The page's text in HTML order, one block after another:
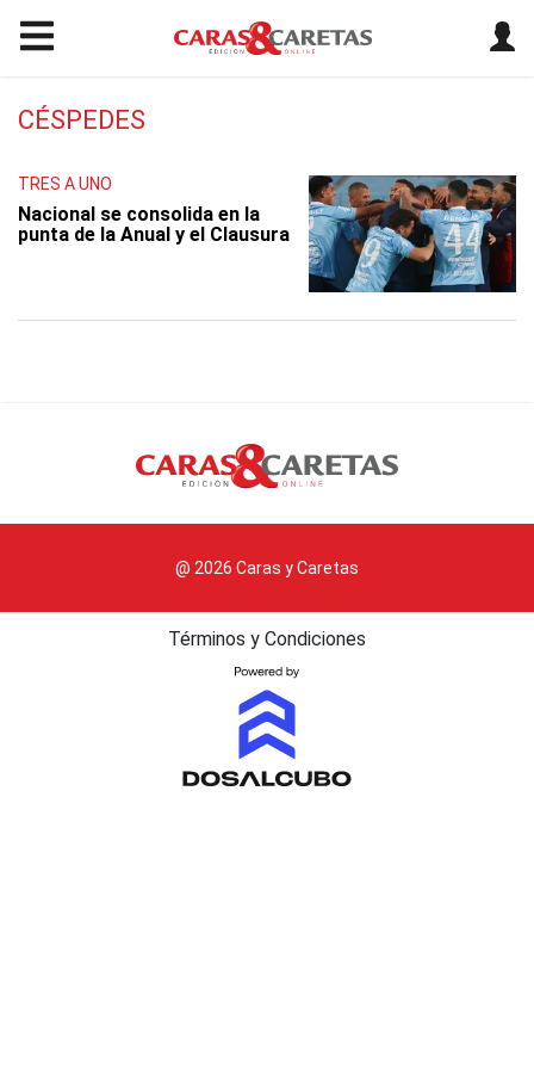
CÉSPEDES
TRES A UNO
Nacional se consolida en la
punta de la Anual y el Clausura
@ 2026 Caras y Caretas
Términos y Condiciones